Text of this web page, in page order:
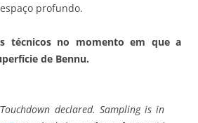
profundo.
técnicos no momento em que a
de Bennu.
declared. Sampling is in